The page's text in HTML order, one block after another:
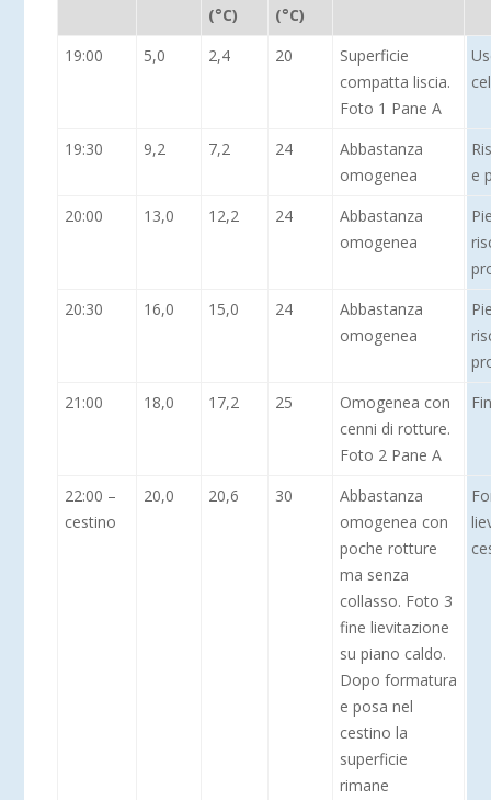
(°C)
(°C)
19:00 5,0 2,4 20
Superficie
compatta liscia.
Foto 1 Pane A
19:30 9,2 7,2 24
Abbastanza
omogenea
e
20:00
13,0 12,2 24
Abbastanza
omogenea
20:30
16,0 15,0 24
Abbastanza
omogenea
21:00
18,0 17,2 25
Omogenea con
cenni di rotture.
Foto 2 Pane A
22:00 –
cestino
20,0 20,6 30
Abbastanza
omogenea con
poche rotture
ma senza
collasso. Foto 3
fine lievitazione
su piano caldo.
Dopo formatura
e posa nel
cestino la
superficie
rimane